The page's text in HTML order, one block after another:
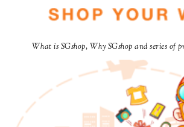
What is SGshop, Why SGshop and series of